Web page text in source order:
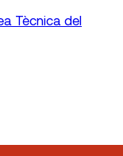
Tècnica del